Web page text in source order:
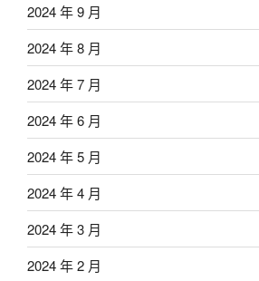
2024 年 9 月
2024 年 8 月
2024 年 7 月
2024 年 6 月
2024 年 5 月
2024 年 4 月
2024 年 3 月
2024 年 2 月